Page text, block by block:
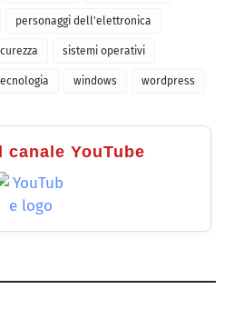
personaggi dell'elettronica
sistemi operativi
windows wordpress
YouTube